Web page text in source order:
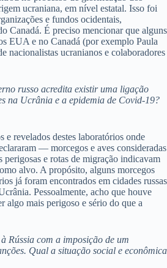
ucraniana, em nível estatal. Isso foi
e fundos ocidentais,
Canadá. É preciso mencionar que alguns
EUA e no Canadá (por exemplo Paula
nacionalistas ucranianos e colaboradores
russo acredita existir uma ligação
na Ucrânia e a epidemia de Covid-19?
e revelados destes laboratórios onde
— morcegos e aves consideradas
perigosas e rotas de migração indicavam
alvo. A propósito, alguns morcegos
já foram encontrados em cidades russas
Pessoalmente, acho que houve
algo mais perigoso e sério do que a
Rússia com a imposição de um
Qual a situação social e econômica